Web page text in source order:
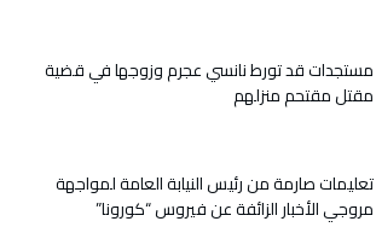
بمهرجان
ثقافي
مغلقة
مستجدات قد تورط نانسي عجرم وزوجها في قضية
مقتل مقتحم منزلهم
تعليمات صارمة من رئيس النيابة العامة لمواجهة
مروجي الأخبار الزائفة عن فيروس “كورونا”